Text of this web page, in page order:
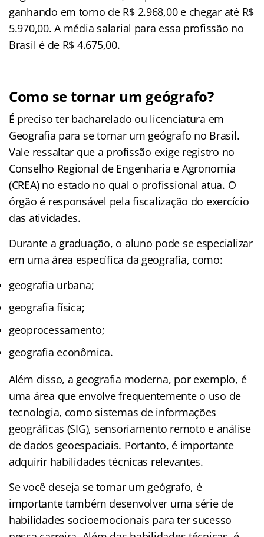
ganhando em torno de R$ 2.968,00 e chegar até R$
5.970,00. A média salarial para essa profissão no
Brasil é de R$ 4.675,00.
Como se tornar um geógrafo?
É preciso ter bacharelado ou licenciatura em
Geografia para se tornar um geógrafo no Brasil.
Vale ressaltar que a profissão exige registro no
Conselho Regional de Engenharia e Agronomia
(CREA) no estado no qual o profissional atua. O
órgão é responsável pela fiscalização do exercício
das atividades.
Durante a graduação, o aluno pode se especializar
em uma área específica da geografia, como:
geografia urbana;
geografia física;
geoprocessamento;
geografia econômica.
Além disso, a geografia moderna, por exemplo, é
uma área que envolve frequentemente o uso de
tecnologia, como sistemas de informações
geográficas (SIG), sensoriamento remoto e análise
de dados geoespaciais. Portanto, é importante
adquirir habilidades técnicas relevantes.
Se você deseja se tornar um geógrafo, é
importante também desenvolver uma série de
habilidades socioemocionais para ter sucesso